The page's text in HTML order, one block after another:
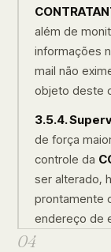
além de
informações
mail não
objeto deste
3.5.4.
de força
controle da
ser alterado,
prontamente
endereço de
04